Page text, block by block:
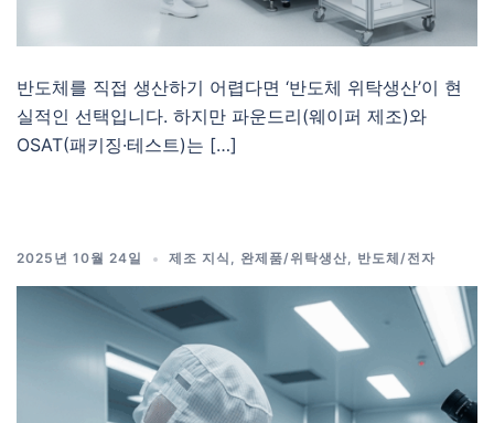
반도체를 직접 생산하기 어렵다면 ‘반도체 위탁생산’이 현
실적인 선택입니다. 하지만 파운드리(웨이퍼 제조)와
OSAT(패키징·테스트)는 […]
2025년 10월 24일 제조 지식 , 완제품/위탁생산, 반도체/전자